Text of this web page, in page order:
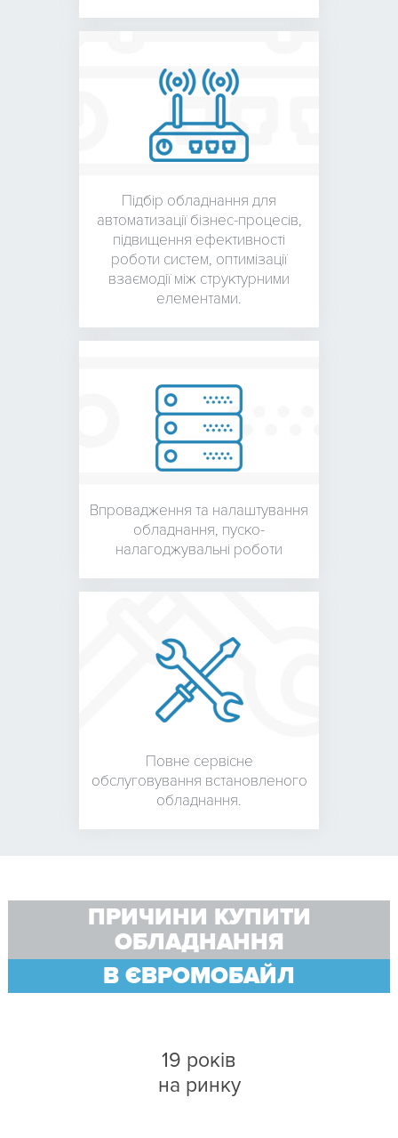
Підбір обладнання для
автоматизації бізнес-процесів,
підвищення ефективності
роботи систем, оптимізації
взаємодії між структурними
елементами.
Впровадження та налаштування
обладнання, пуско-
налагоджувальні роботи
Повне сервісне
обслуговування встановленого
обладнання.
ПРИЧИНИ КУПИТИ
ОБЛАДНАННЯ
В ЄВРОМОБАЙЛ
19 років
на ринку